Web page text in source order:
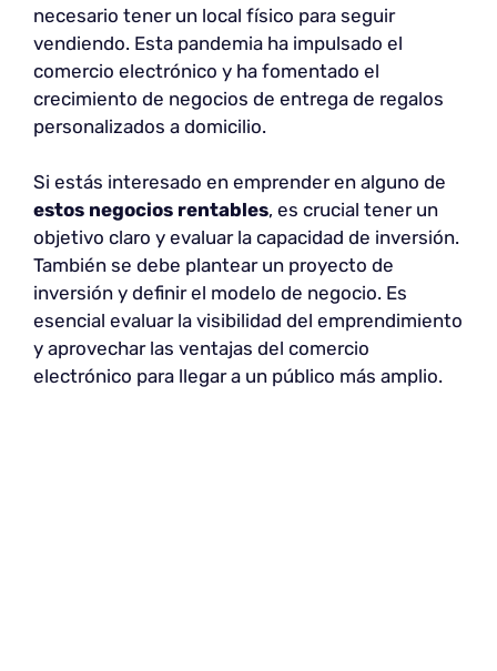
necesario tener un local físico para seguir
vendiendo. Esta pandemia ha impulsado el
comercio electrónico y ha fomentado el
crecimiento de negocios de entrega de regalos
personalizados a domicilio.
Si estás interesado en emprender en alguno de
estos negocios rentables, es crucial tener un
objetivo claro y evaluar la capacidad de inversión.
También se debe plantear un proyecto de
inversión y definir el modelo de negocio. Es
esencial evaluar la visibilidad del emprendimiento
y aprovechar las ventajas del comercio
electrónico para llegar a un público más amplio.